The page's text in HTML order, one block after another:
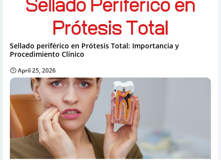
Sellado periférico en Prótesis Total: Importancia y
Procedimiento Clínico
April 25, 2026